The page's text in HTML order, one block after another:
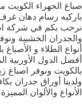
صباغ الجهراء
باركيه رسام دهان
نرحب بكم في شركة
والجدران الخشبية
أنواع الطلاء و
أفضل الدول الأوربية
بالكويت ونوفر اصباغ
ولدينا أوراق جدران
الأنواع والألوان